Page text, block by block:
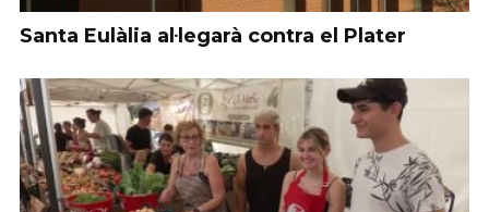
Santa Eulàlia al·legarà contra el Plater